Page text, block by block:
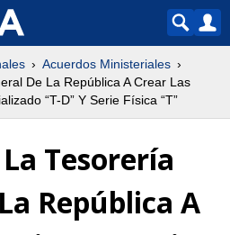
Acuerdos Ministeriales
De La República A Crear Las
“T-D” Y Serie Física “T”
Tesorería
República A